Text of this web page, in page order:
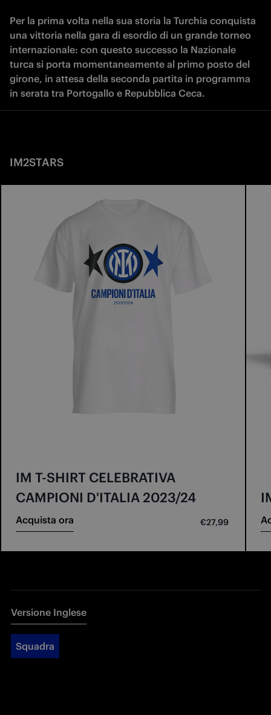
Per la prima volta nella sua storia la Turchia conquista
una vittoria nella gara di esordio di un grande torneo
internazionale: con questo successo la Nazionale
turca si porta momentaneamente al primo posto del
girone, in attesa della seconda partita in programma
in serata tra Portogallo e Repubblica Ceca.
IM2STARS
IM T-SHIRT CELEBRATIVA
CAMPIONI D'ITALIA 2023/24
Acquista ora €27,99
Versione Inglese
Squadra